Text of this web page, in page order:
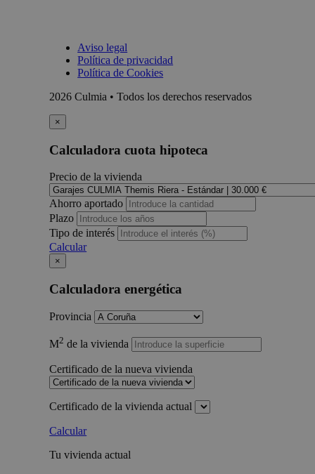
Aviso legal
Política de privacidad
Política de Cookies
2026 Culmia • Todos los derechos reservados
×
Calculadora cuota hipoteca
Precio de la vivienda
Ahorro aportado
Plazo
Tipo de interés
Calcular
×
Calculadora energética
Provincia
M2 de la vivienda
Certificado de la nueva vivienda
Certificado de la vivienda actual
Calcular
Tu vivienda actual